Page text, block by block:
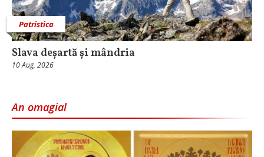
Patristica
Slava deșartă și mândria
10 Aug, 2026
An omagial